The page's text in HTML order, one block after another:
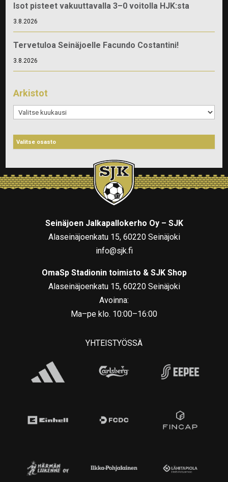
Isot pisteet vakuuttavalla 3–0 voitolla HJK:sta
3.8.2026
Tervetuloa Seinäjoelle Facundo Costantini!
3.8.2026
Arkistot
Arkistot
Seinäjoen Jalkapallokerho Oy – SJK
Alaseinäjoenkatu 15, 60220 Seinäjoki
info@sjk.fi
OmaSp Stadionin toimisto & SJK Shop
Alaseinäjoenkatu 15, 60220 Seinäjoki
Avoinna:
Ma–pe klo. 10:00–16:00
YHTEISTYÖSSÄ